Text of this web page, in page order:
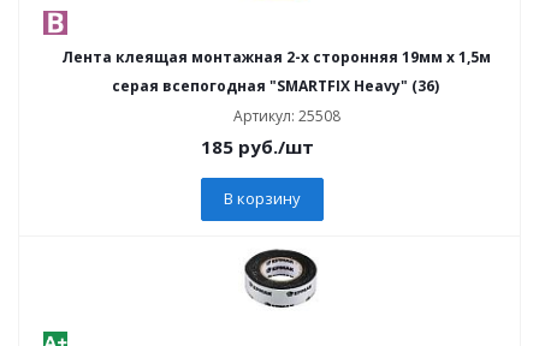
Лента клеящая монтажная 2-х сторонняя 19мм х 1,5м
серая всепогодная "SMARTFIX Heavy" (36)
Артикул: 25508
185 руб./шт
В корзину